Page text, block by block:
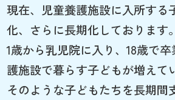
現在、児童養護施設に入所する
化、さらに長期化しております。
1歳から乳児院に入り、18歳で
護施設で暮らす子どもが増えて
そのような子どもたちを長期間